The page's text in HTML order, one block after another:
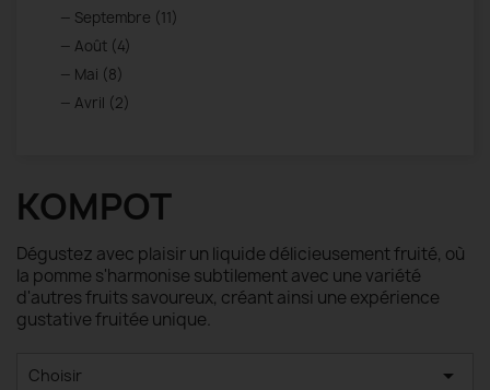
Septembre (11)
Août (4)
Mai (8)
Avril (2)
KOMPOT
Dégustez avec plaisir un liquide délicieusement fruité, où
la pomme s'harmonise subtilement avec une variété
d'autres fruits savoureux, créant ainsi une expérience
gustative fruitée unique.
Choisir 